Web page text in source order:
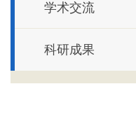
学术交流
科研成果